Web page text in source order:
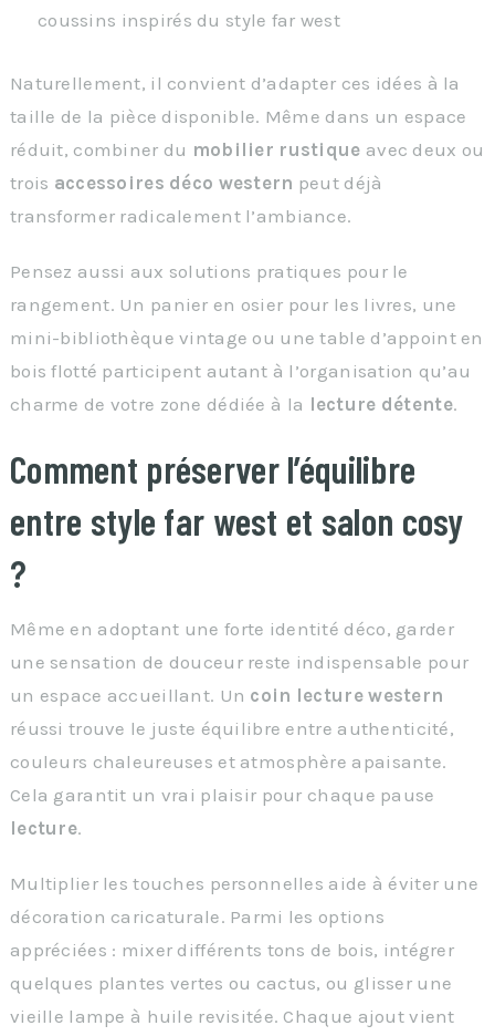
coussins inspirés du style far west
Naturellement, il convient d’adapter ces idées à la
taille de la pièce disponible. Même dans un espace
réduit, combiner du mobilier rustique avec deux ou
trois accessoires déco western peut déjà
transformer radicalement l’ambiance.
Pensez aussi aux solutions pratiques pour le
rangement. Un panier en osier pour les livres, une
mini-bibliothèque vintage ou une table d’appoint en
bois flotté participent autant à l’organisation qu’au
charme de votre zone dédiée à la lecture détente.
Comment préserver l’équilibre
entre style far west et salon cosy
?
Même en adoptant une forte identité déco, garder
une sensation de douceur reste indispensable pour
un espace accueillant. Un coin lecture western
réussi trouve le juste équilibre entre authenticité,
couleurs chaleureuses et atmosphère apaisante.
Cela garantit un vrai plaisir pour chaque pause
lecture.
Multiplier les touches personnelles aide à éviter une
décoration caricaturale. Parmi les options
appréciées : mixer différents tons de bois, intégrer
quelques plantes vertes ou cactus, ou glisser une
vieille lampe à huile revisitée. Chaque ajout vient